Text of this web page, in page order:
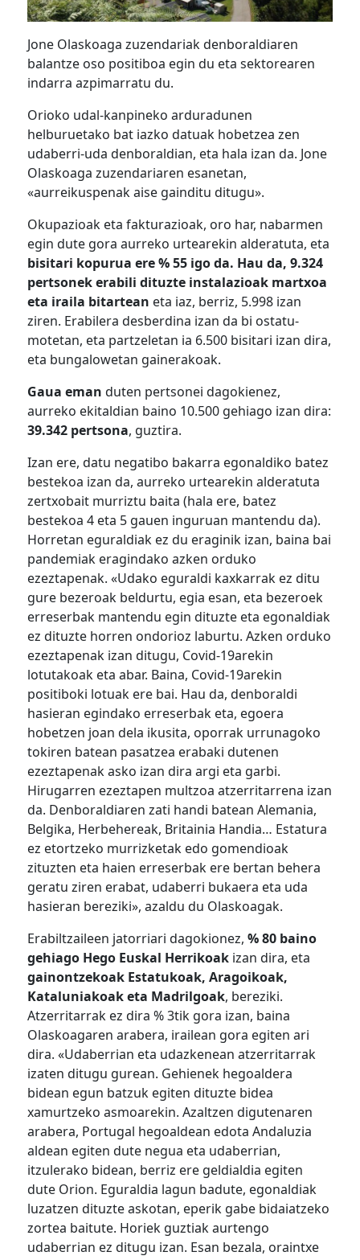
Jone Olaskoaga zuzendariak denboraldiaren
balantze oso positiboa egin du eta sektorearen
indarra azpimarratu du.
Orioko udal-kanpineko arduradunen
helburuetako bat iazko datuak hobetzea zen
udaberri-uda denboraldian, eta hala izan da. Jone
Olaskoaga zuzendariaren esanetan,
«aurreikuspenak aise gainditu ditugu».
Okupazioak eta fakturazioak, oro har, nabarmen
egin dute gora aurreko urtearekin alderatuta, eta
bisitari kopurua ere % 55 igo da. Hau da, 9.324
pertsonek erabili dituzte instalazioak martxoa
eta iraila bitartean eta iaz, berriz, 5.998 izan
ziren. Erabilera desberdina izan da bi ostatu-
motetan, eta partzeletan ia 6.500 bisitari izan dira,
eta bungalowetan gainerakoak.
Gaua eman duten pertsonei dagokienez,
aurreko ekitaldian baino 10.500 gehiago izan dira:
39.342 pertsona, guztira.
Izan ere, datu negatibo bakarra egonaldiko batez
bestekoa izan da, aurreko urtearekin alderatuta
zertxobait murriztu baita (hala ere, batez
bestekoa 4 eta 5 gauen inguruan mantendu da).
Horretan eguraldiak ez du eraginik izan, baina bai
pandemiak eragindako azken orduko
ezeztapenak. «Udako eguraldi kaxkarrak ez ditu
gure bezeroak beldurtu, egia esan, eta bezeroek
erreserbak mantendu egin dituzte eta egonaldiak
ez dituzte horren ondorioz laburtu. Azken orduko
ezeztapenak izan ditugu, Covid-19arekin
lotutakoak eta abar. Baina, Covid-19arekin
positiboki lotuak ere bai. Hau da, denboraldi
hasieran egindako erreserbak eta, egoera
hobetzen joan dela ikusita, oporrak urrunagoko
tokiren batean pasatzea erabaki dutenen
ezeztapenak asko izan dira argi eta garbi.
Hirugarren ezeztapen multzoa atzerritarrena izan
da. Denboraldiaren zati handi batean Alemania,
Belgika, Herbehereak, Britainia Handia… Estatura
ez etortzeko murrizketak edo gomendioak
zituzten eta haien erreserbak ere bertan behera
geratu ziren erabat, udaberri bukaera eta uda
hasieran bereziki», azaldu du Olaskoagak.
Erabiltzaileen jatorriari dagokionez,% 80 baino
gehiago Hego Euskal Herrikoak izan dira, eta
gainontzekoak Estatukoak, Aragoikoak,
Kataluniakoak eta Madrilgoak, bereziki.
Atzerritarrak ez dira % 3tik gora izan, baina
Olaskoagaren arabera, irailean gora egiten ari
dira. «Udaberrian eta udazkenean atzerritarrak
izaten ditugu gurean. Gehienek hegoaldera
bidean egun batzuk egiten dituzte bidea
xamurtzeko asmoarekin. Azaltzen digutenaren
arabera, Portugal hegoaldean edota Andaluzia
aldean egiten dute negua eta udaberrian,
itzulerako bidean, berriz ere geldialdia egiten
dute Orion. Eguraldia lagun badute, egonaldiak
luzatzen dituzte askotan, eperik gabe bidaiatzeko
zortea baitute. Horiek guztiak aurtengo
udaberrian ez ditugu izan. Esan bezala, oraintxe